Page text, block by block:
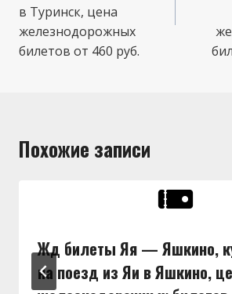
в Туринск, цена
железнодорожных
билетов от 460 руб.
Похожие записи
Жд билеты Яя — Яшкино,
на поезд из Яи в Яшкино,